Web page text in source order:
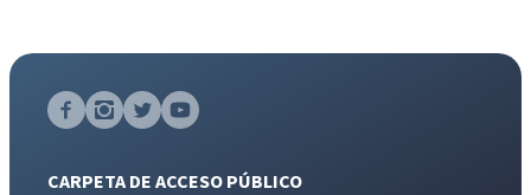
CARPETA DE ACCESO PÚBLICO